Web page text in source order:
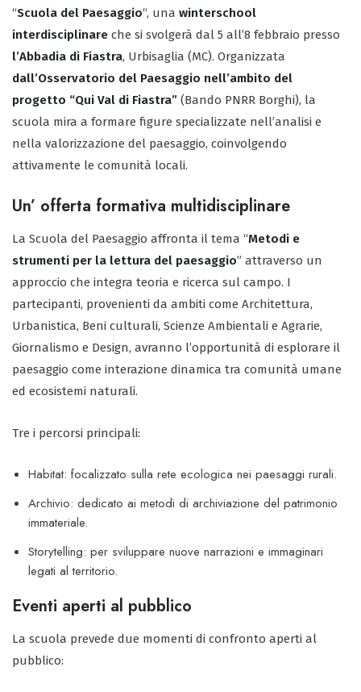
“Scuola del Paesaggio“, una winterschool
interdisciplinare che si svolgerà dal 5 all’8 febbraio presso
l’Abbadia di Fiastra, Urbisaglia (MC). Organizzata
dall’Osservatorio del Paesaggio nell’ambito del
progetto “Qui Val di Fiastra” (Bando PNRR Borghi), la
scuola mira a formare figure specializzate nell’analisi e
nella valorizzazione del paesaggio, coinvolgendo
attivamente le comunità locali.
Un’ offerta formativa multidisciplinare
La Scuola del Paesaggio affronta il tema “Metodi e
strumenti per la lettura del paesaggio” attraverso un
approccio che integra teoria e ricerca sul campo. I
partecipanti, provenienti da ambiti come Architettura,
Urbanistica, Beni culturali, Scienze Ambientali e Agrarie,
Giornalismo e Design, avranno l’opportunità di esplorare il
paesaggio come interazione dinamica tra comunità umane
ed ecosistemi naturali.
Tre i percorsi principali:
Habitat: focalizzato sulla rete ecologica nei paesaggi rurali.
Archivio: dedicato ai metodi di archiviazione del patrimonio
immateriale.
Storytelling: per sviluppare nuove narrazioni e immaginari
legati al territorio.
Eventi aperti al pubblico
La scuola prevede due momenti di confronto aperti al
pubblico: